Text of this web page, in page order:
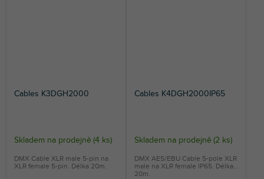
Cables K3DGH2000
Skladem na prodejně (4 ks)
DMX Cable XLR male 5-pin na
XLR female 5-pin. Délka 20m.
Cables K4DGH2000IP65
Skladem na prodejně (2 ks)
DMX AES/EBU Cable 5-pole XLR
male na XLR female IP65. Délka
20m.